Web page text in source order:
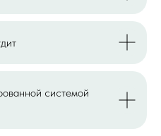
системой